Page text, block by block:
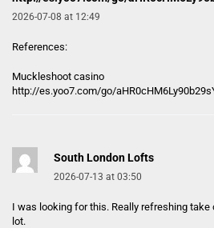
2026-07-08 at 12:49
References:
Muckleshoot casino
http://es.yoo7.com/go/
South London Lofts
2026-07-13 at 03:50
I was looking for this. Really refreshing
lot.